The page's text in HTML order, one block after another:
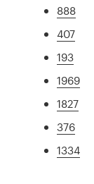
888
407
193
1969
1827
376
1334